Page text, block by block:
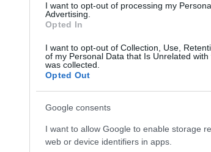
I want to opt-out of processing my
Advertising.
Opted In
I want to opt-out of Collection, Use,
of my Personal Data that Is Unrelated
was collected.
Opted Out
Google consents
I want to allow Google to enable storage
web or device identifiers in apps.
10
6
9-7 6